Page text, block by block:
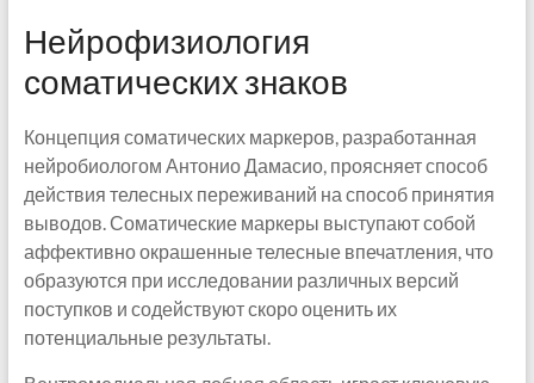
Нейрофизиология
соматических знаков
Концепция соматических маркеров, разработанная
нейробиологом Антонио Дамасио, проясняет способ
действия телесных переживаний на способ принятия
выводов. Соматические маркеры выступают собой
аффективно окрашенные телесные впечатления, что
образуются при исследовании различных версий
поступков и содействуют скоро оценить их
потенциальные результаты.